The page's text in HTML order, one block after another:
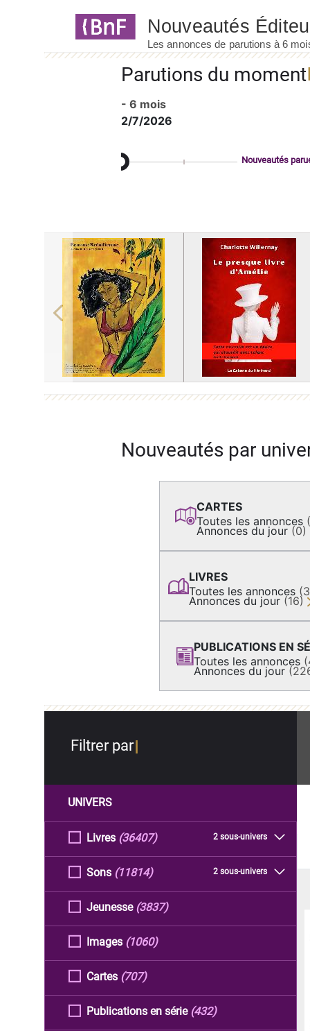
Parutions du moment
- 6 mois
2/7/2026
Nouveautés
Previous
Nouveautés par
CARTES
Toutes les annonces
Annonces du jour (0)
LIVRES
Toutes les annonces
Annonces du jour (16)
PUBLICATIONS EN
Toutes les annonces
Annonces du jour
Filtrer par
UNIVERS
Livres 2 sous-univers
(36407)
Sons 2 sous-univers
(11814)
Jeunesse (3837)
Images (1060)
Cartes (707)
Publications en série (432)